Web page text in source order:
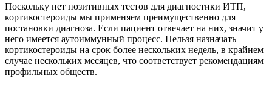
Поскольку нет позитивных тестов для диагностики ИТП,
кортикостероиды мы применяем преимущественно для
постановки диагноза. Если пациент отвечает на них, значит у
него имеется аутоиммунный процесс. Нельзя назначать
кортикостероиды на срок более нескольких недель, в крайнем
случае нескольких месяцев, что соответствует рекомендациям
профильных обществ.